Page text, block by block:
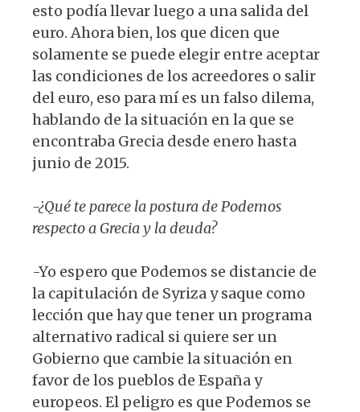
esto podía llevar luego a una salida del
euro. Ahora bien, los que dicen que
solamente se puede elegir entre aceptar
las condiciones de los acreedores o salir
del euro, eso para mí es un falso dilema,
hablando de la situación en la que se
encontraba Grecia desde enero hasta
junio de 2015.
-¿Qué te parece la postura de Podemos
respecto a Grecia y la deuda?
-Yo espero que Podemos se distancie de
la capitulación de Syriza y saque como
lección que hay que tener un programa
alternativo radical si quiere ser un
Gobierno que cambie la situación en
favor de los pueblos de España y
europeos. El peligro es que Podemos se